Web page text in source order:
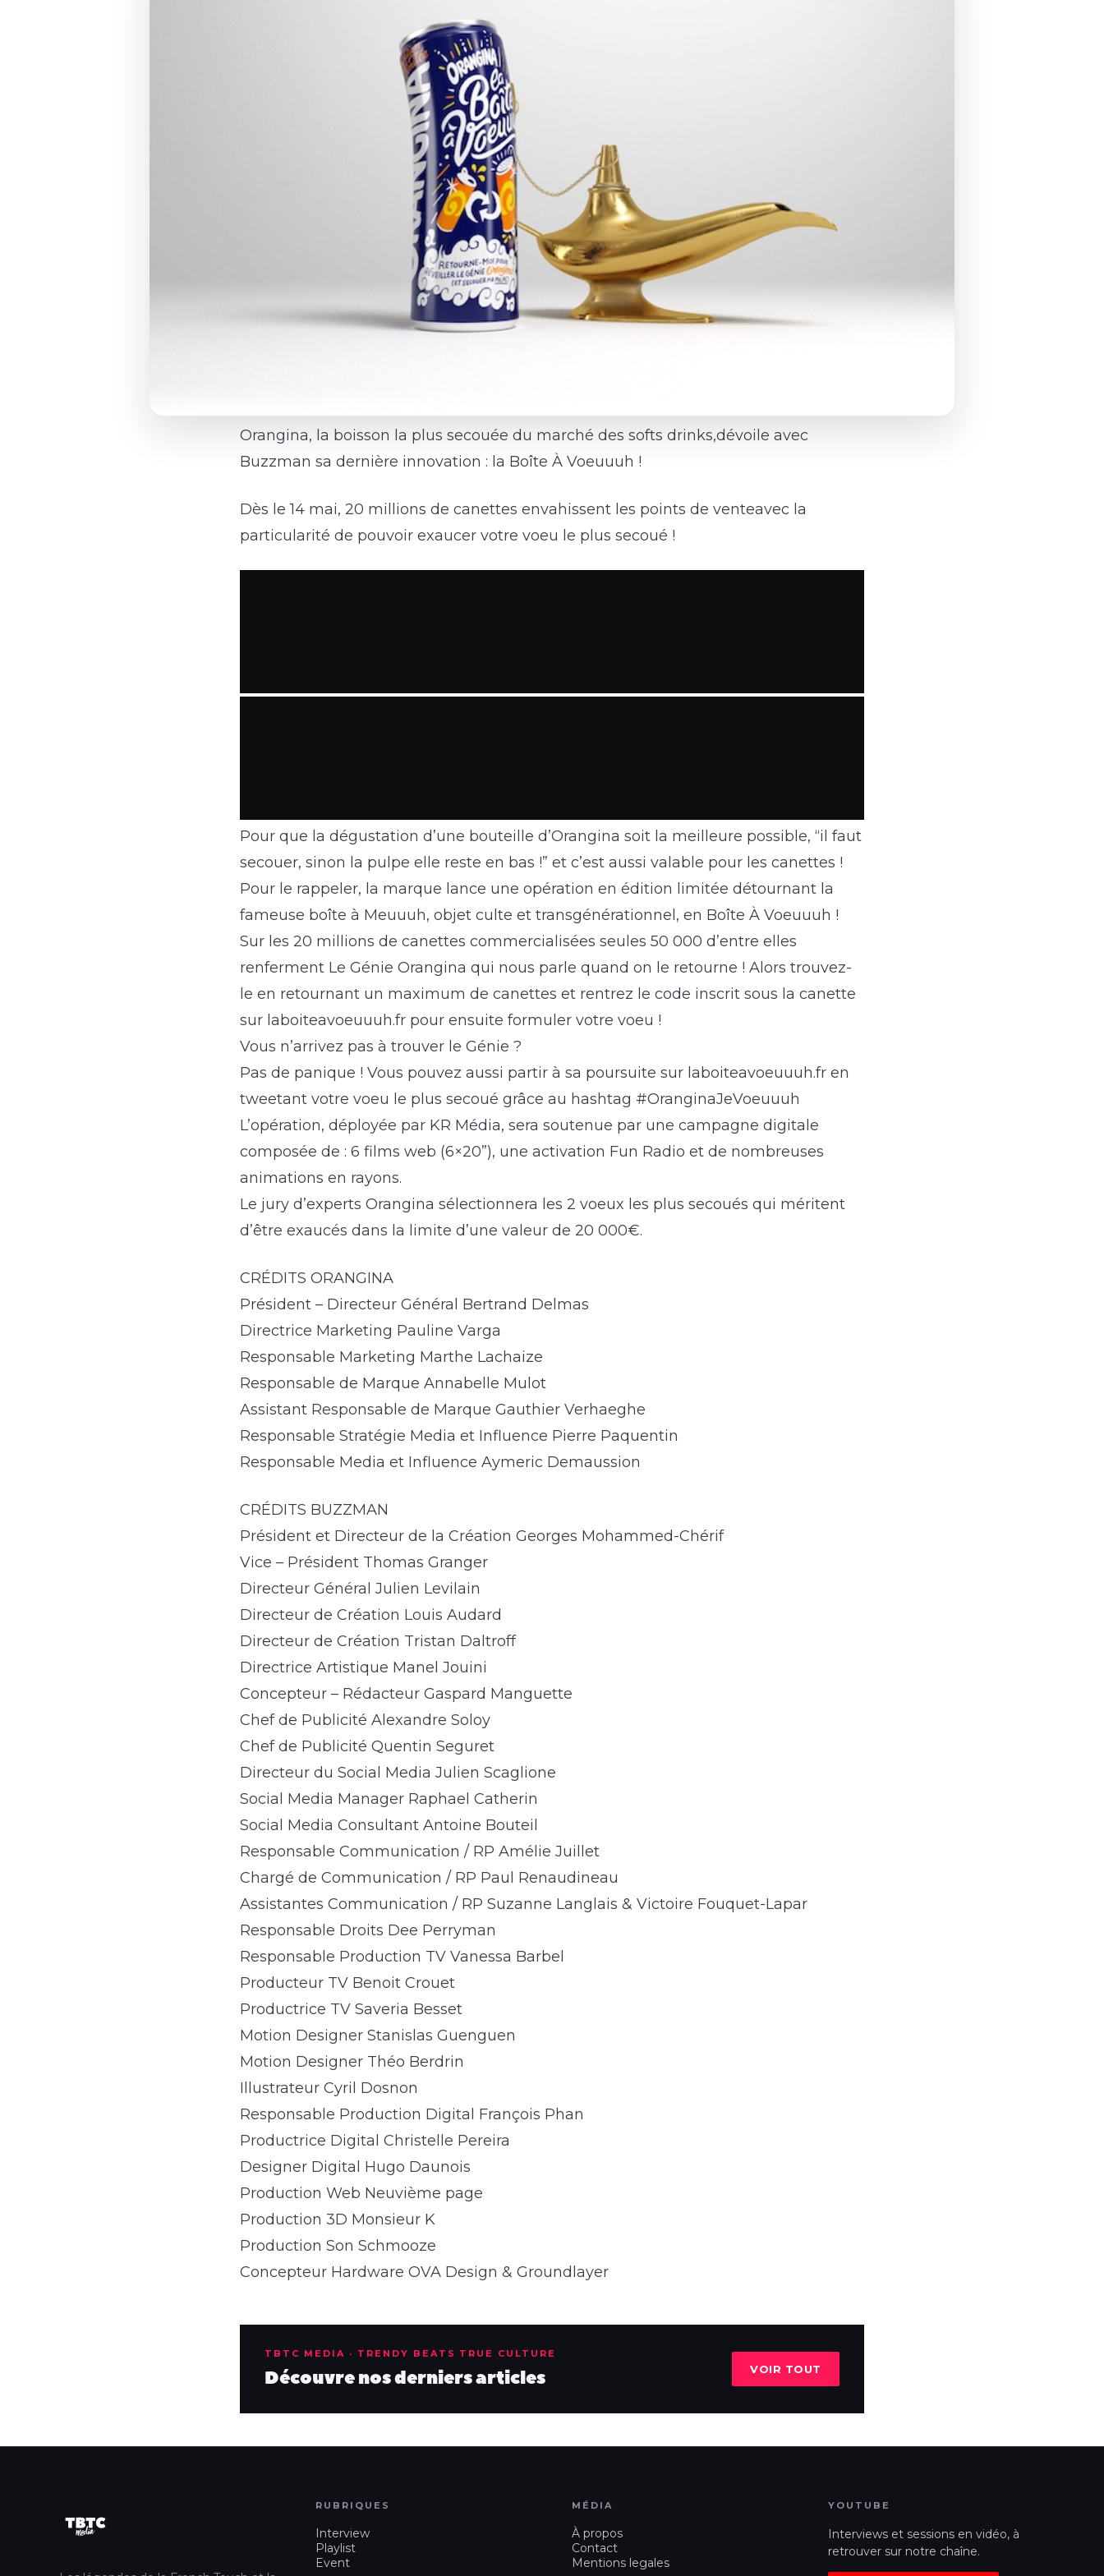
Orangina, la boisson la plus secouée du marché des softs drinks,dévoile avec
Buzzman sa dernière innovation : la Boîte À Voeuuuh !
Dès le 14 mai, 20 millions de canettes envahissent les points de venteavec la
particularité de pouvoir exaucer votre voeu le plus secoué !
Pour que la dégustation d’une bouteille d’Orangina soit la meilleure possible, “il faut
secouer, sinon la pulpe elle reste en bas !” et c’est aussi valable pour les canettes !
Pour le rappeler, la marque lance une opération en édition limitée détournant la
fameuse boîte à Meuuuh, objet culte et transgénérationnel, en Boîte À Voeuuuh !
Sur les 20 millions de canettes commercialisées seules 50 000 d’entre elles
renferment Le Génie Orangina qui nous parle quand on le retourne ! Alors trouvez-
le en retournant un maximum de canettes et rentrez le code inscrit sous la canette
sur laboiteavoeuuuh.fr pour ensuite formuler votre voeu !
Vous n’arrivez pas à trouver le Génie ?
Pas de panique ! Vous pouvez aussi partir à sa poursuite sur laboiteavoeuuuh.fr en
tweetant votre voeu le plus secoué grâce au hashtag #OranginaJeVoeuuuh
L’opération, déployée par KR Média, sera soutenue par une campagne digitale
composée de : 6 films web (6×20”), une activation Fun Radio et de nombreuses
animations en rayons.
Le jury d’experts Orangina sélectionnera les 2 voeux les plus secoués qui méritent
d’être exaucés dans la limite d’une valeur de 20 000€.
CRÉDITS ORANGINA
Président – Directeur Général Bertrand Delmas
Directrice Marketing Pauline Varga
Responsable Marketing Marthe Lachaize
Responsable de Marque Annabelle Mulot
Assistant Responsable de Marque Gauthier Verhaeghe
Responsable Stratégie Media et Influence Pierre Paquentin
Responsable Media et Influence Aymeric Demaussion
CRÉDITS BUZZMAN
Président et Directeur de la Création Georges Mohammed-Chérif
Vice – Président Thomas Granger
Directeur Général Julien Levilain
Directeur de Création Louis Audard
Directeur de Création Tristan Daltroff
Directrice Artistique Manel Jouini
Concepteur – Rédacteur Gaspard Manguette
Chef de Publicité Alexandre Soloy
Chef de Publicité Quentin Seguret
Directeur du Social Media Julien Scaglione
Social Media Manager Raphael Catherin
Social Media Consultant Antoine Bouteil
Responsable Communication / RP Amélie Juillet
Chargé de Communication / RP Paul Renaudineau
Assistantes Communication / RP Suzanne Langlais & Victoire Fouquet-Lapar
Responsable Droits Dee Perryman
Responsable Production TV Vanessa Barbel
Producteur TV Benoit Crouet
Productrice TV Saveria Besset
Motion Designer Stanislas Guenguen
Motion Designer Théo Berdrin
Illustrateur Cyril Dosnon
Responsable Production Digital François Phan
Productrice Digital Christelle Pereira
Designer Digital Hugo Daunois
Production Web Neuvième page
Production 3D Monsieur K
Production Son Schmooze
Concepteur Hardware OVA Design & Groundlayer
TBTC MEDIA · TRENDY BEATS TRUE CULTURE
Découvre nos derniers articles VOIR TOUT
RUBRIQUES
Interview
Playlist
Event
MÉDIA
À propos
Contact
Mentions legales
YOUTUBE
Interviews et sessions en vidéo, à
retrouver sur notre chaîne.